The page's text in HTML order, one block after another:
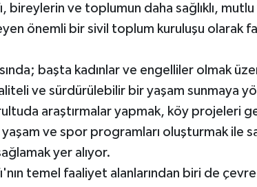
bireylerin ve toplumun daha sağlıklı,
önemli bir sivil toplum kuruluşu olarak
başta kadınlar ve engelliler olmak
ve sürdürülebilir bir yaşam sunmaya
araştırmalar yapmak, köy projeleri
yaşam ve spor programları oluşturmak ile
yer alıyor.
temel faaliyet alanlarından biri de çevre